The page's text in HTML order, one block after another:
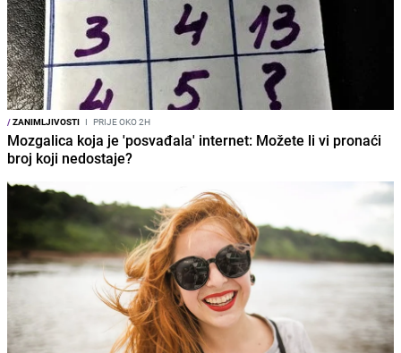
/ZANIMLJIVOSTI I PRIJE OKO 2H
Mozgalica koja je 'posvađala' internet: Možete li vi pronaći
broj koji nedostaje?